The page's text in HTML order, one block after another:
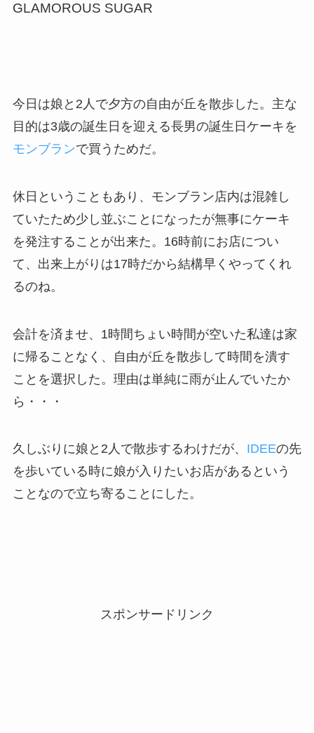
GLAMOROUS SUGAR
今日は娘と2人で夕方の自由が丘を散歩した。主な
目的は3歳の誕生日を迎える長男の誕生日ケーキを
モンブランで買うためだ。
休日ということもあり、モンブラン店内は混雑し
ていたため少し並ぶことになったが無事にケーキ
を発注することが出来た。16時前にお店につい
て、出来上がりは17時だから結構早くやってくれ
るのね。
会計を済ませ、1時間ちょい時間が空いた私達は家
に帰ることなく、自由が丘を散歩して時間を潰す
ことを選択した。理由は単純に雨が止んでいたか
ら・・・
久しぶりに娘と2人で散歩するわけだが、 IDEEの先
を歩いている時に娘が入りたいお店があるという
ことなので立ち寄ることにした。
スポンサードリンク